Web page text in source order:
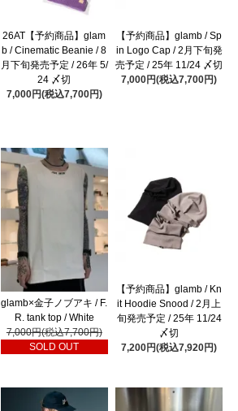
26AT【予約商品】glam
b / Cinematic Beanie / 8
月下旬発売予定 / 26年 5/
24 〆切
7,000円(税込7,700円)
【予約商品】glamb / Sp
in Logo Cap / 2月下旬発
売予定 / 25年 11/24 〆切
7,000円(税込7,700円)
glamb×金子ノブアキ / F.
R. tank top / White
7,000円(税込7,700円)
SOLD OUT
【予約商品】glamb / Kn
it Hoodie Snood / 2月上
旬発売予定 / 25年 11/24
〆切
7,200円(税込7,920円)